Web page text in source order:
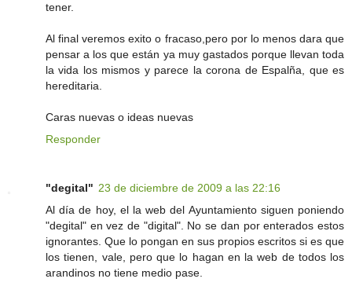
tener.
Al final veremos exito o fracaso,pero por lo menos dara que
pensar a los que están ya muy gastados porque llevan toda
la vida los mismos y parece la corona de Espalña, que es
hereditaria.
Caras nuevas o ideas nuevas
Responder
"degital" 23 de diciembre de 2009 a las 22:16
Al día de hoy, el la web del Ayuntamiento siguen poniendo
"degital" en vez de "digital". No se dan por enterados estos
ignorantes. Que lo pongan en sus propios escritos si es que
los tienen, vale, pero que lo hagan en la web de todos los
arandinos no tiene medio pase.